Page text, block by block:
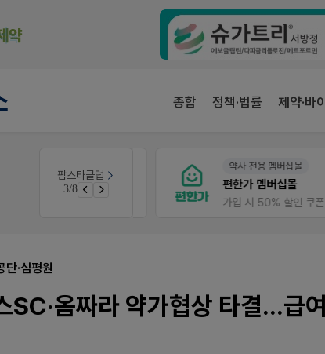
종합 정책·법률 제약·바
팜스타클럽
3/8
마케팅 성공사례
약사 전용 멤버십몰
편한가 멤버십몰
가입 시 50% 할인 쿠폰+적립금까지!
단·심평원
SC·옴짜라 약가협상 타결...급